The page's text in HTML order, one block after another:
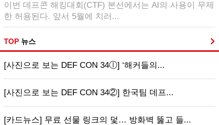
이번 데프콘 해킹대회(CTF) 본선에서는 AI의 사용이 무제
한 허용된다. 앞서 5월에 치러...
TOP 뉴스
[사진으로 보는 DEF CON 34ⓛ] ‘해커들의...
[사진으로 보는 DEF CON 34②] 한국팀 데프...
[카드뉴스] 무료 선물 링크의 덫… 방화벽 뚫고 들...